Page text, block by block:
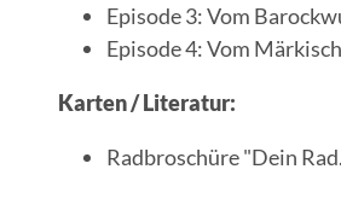
Episode 3: Vom
Episode 4: Vom
Karten / Literatur:
Radbroschüre "Dein